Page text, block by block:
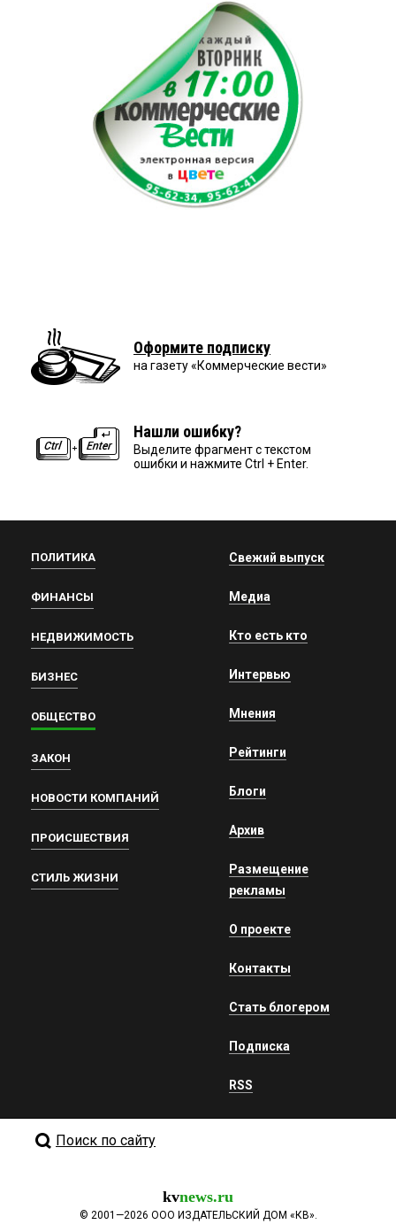
Оформите подписку
на газету «Коммерческие вести»
Нашли ошибку?
Выделите фрагмент с текстом
ошибки и нажмите Ctrl + Enter.
ПОЛИТИКА
ФИНАНСЫ
НЕДВИЖИМОСТЬ
БИЗНЕС
ОБЩЕСТВО
ЗАКОН
НОВОСТИ КОМПАНИЙ
ПРОИСШЕСТВИЯ
СТИЛЬ ЖИЗНИ
Свежий выпуск
Медиа
Кто есть кто
Интервью
Мнения
Рейтинги
Блоги
Архив
Размещение
рекламы
О проекте
Контакты
Стать блогером
Подписка
RSS
Поиск по сайту
kvnews.ru
© 2001—2026 ООО ИЗДАТЕЛЬСКИЙ ДОМ «КВ».